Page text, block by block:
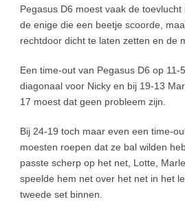
Pegasus D6 moest vaak de
de enige die een beetje scoorde,
rechtdoor dicht te laten zetten en de
Een time-out van Pegasus D6 op
diagonaal voor Nicky en bij 19-13
17 moest dat geen probleem zijn.
Bij 24-19 toch maar even een time-
moesten roepen dat ze bal wilden
passte scherp op het net, Lotte,
speelde hem net over het net in het
tweede set binnen.